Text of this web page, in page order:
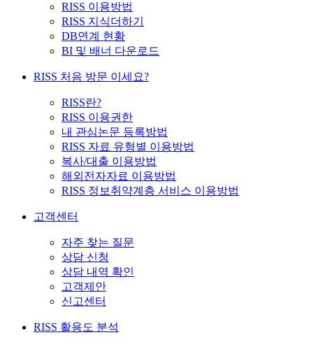
RISS 이용방법
RISS 지식더하기
DB연계 현황
BI 및 배너 다운로드
RISS 처음 방문 이세요?
RISS란?
RISS 이용권한
내 관심논문 등록방법
RISS 자료 유형별 이용방법
복사/대출 이용방법
해외전자자료 이용방법
RISS 정보취약계층 서비스 이용방법
고객센터
자주 찾는 질문
상담 신청
상담 내역 확인
고객제안
신고센터
RISS 활용도 분석